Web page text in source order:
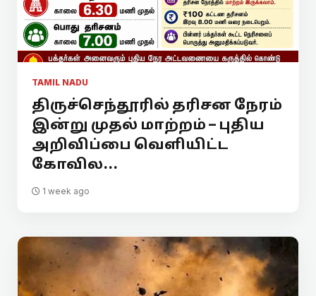
TAMIL NADU
திருச்செந்தூரில் தரிசன நேரம்
இன்று முதல் மாற்றம் – புதிய
அறிவிப்பை வெளியிட்ட
கோவில...
1 week ago